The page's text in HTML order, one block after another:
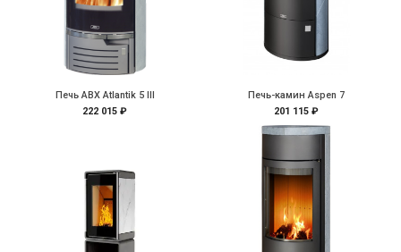
Печь ABX Atlantik 5 III
222 015 ₽
Печь-камин Aspen 7
201 115 ₽